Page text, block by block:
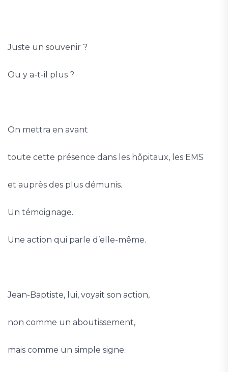
Juste un souvenir ?
Ou y a-t-il plus ?
On mettra en avant
toute cette présence dans les hôpitaux, les EMS
et auprès des plus démunis.
Un témoignage.
Une action qui parle d’elle-même.
Jean-Baptiste, lui, voyait son action,
non comme un aboutissement,
mais comme un simple signe.